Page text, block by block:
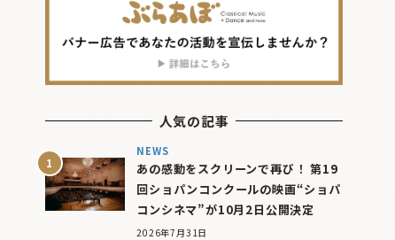
人気の記事
NEWS
あの感動をスクリーンで再び！ 第19
回ショパンコンクールの映画“ショパ
コンシネマ”が10月2日公開決定
2026年7月31日